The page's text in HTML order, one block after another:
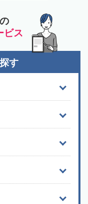
ビス
す